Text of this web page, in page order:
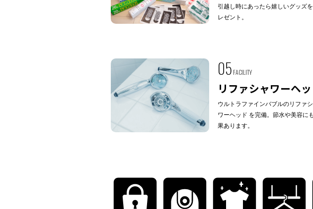
引越し時にあったら嬉しいグッズ
レゼント。
05 FACILITY
リファシャワーヘ
ウルトラファインバブルのリファ
ワーヘッド を完備。節水や美容に
果あります。